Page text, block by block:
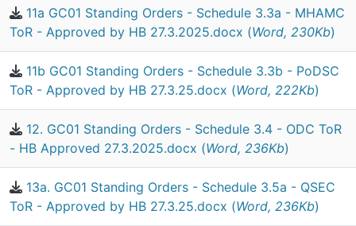
11a GC01 Standing Orders - Schedule 3.3a - MHAMC
ToR - Approved by HB 27.3.2025.docx (Word, 230Kb)
11b GC01 Standing Orders - Schedule 3.3b - PoDSC
ToR - Approved by HB 27.3.25.docx (Word, 222Kb)
12. GC01 Standing Orders - Schedule 3.4 - ODC ToR
- HB Approved 27.3.2025.docx (Word, 236Kb)
13a. GC01 Standing Orders - Schedule 3.5a - QSEC
ToR - Approved by HB 27.3.25.docx (Word, 236Kb)